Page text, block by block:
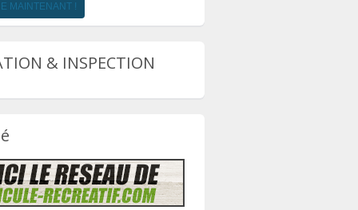
MAINTENANT !
& INSPECTION